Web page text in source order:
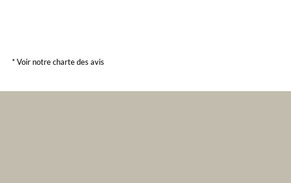
* Voir notre charte des avis